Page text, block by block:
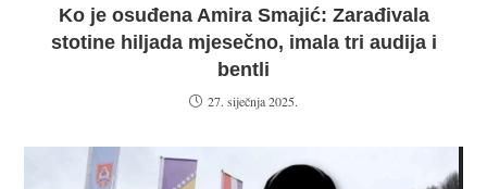
Ko je osuđena Amira Smajić: Zarađivala
stotine hiljada mjesečno, imala tri audija i
bentli
27. siječnja 2025.